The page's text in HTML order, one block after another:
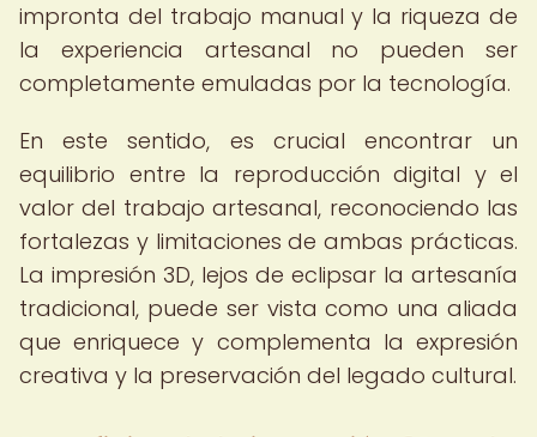
impronta del trabajo manual y la riqueza de
la experiencia artesanal no pueden ser
completamente emuladas por la tecnología.
En este sentido, es crucial encontrar un
equilibrio entre la reproducción digital y el
valor del trabajo artesanal, reconociendo las
fortalezas y limitaciones de ambas prácticas.
La impresión 3D, lejos de eclipsar la artesanía
tradicional, puede ser vista como una aliada
que enriquece y complementa la expresión
creativa y la preservación del legado cultural.